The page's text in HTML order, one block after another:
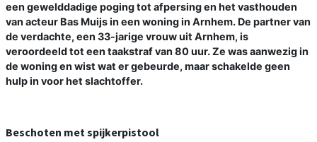
een gewelddadige poging tot afpersing en het vasthouden
van acteur Bas Muijs in een woning in Arnhem. De partner van
de verdachte, een 33-jarige vrouw uit Arnhem, is
veroordeeld tot een taakstraf van 80 uur. Ze was aanwezig in
de woning en wist wat er gebeurde, maar schakelde geen
hulp in voor het slachtoffer.
Beschoten met spijkerpistool